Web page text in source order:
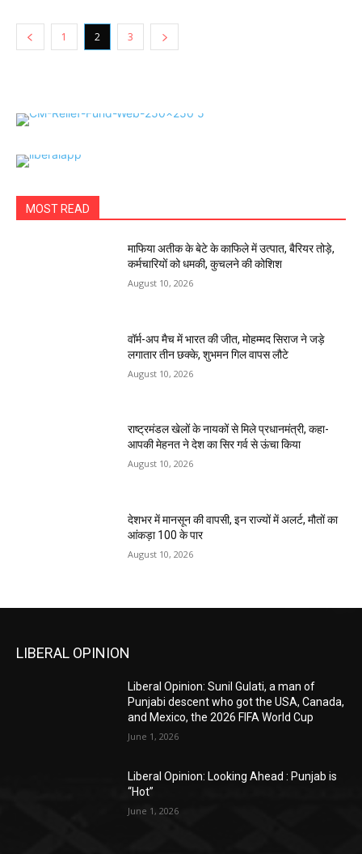
1 2 3
MOST READ
माफिया अतीक के बेटे के काफिले में उत्पात, बैरियर तोड़े,
कर्मचारियों को धमकी, कुचलने की कोशिश
August 10, 2026
वॉर्म-अप मैच में भारत की जीत, मोहम्मद सिराज ने जड़े
लगातार तीन छक्के, शुभमन गिल वापस लौटे
August 10, 2026
राष्ट्रमंडल खेलों के नायकों से मिले प्रधानमंत्री, कहा-
आपकी मेहनत ने देश का सिर गर्व से ऊंचा किया
August 10, 2026
देशभर में मानसून की वापसी, इन राज्यों में अलर्ट, मौतों का
आंकड़ा 100 के पार
August 10, 2026
LIBERAL OPINION
Liberal Opinion: Sunil Gulati, a man of
Punjabi descent who got the USA, Canada,
and Mexico, the 2026 FIFA World Cup
June 1, 2026
Liberal Opinion: Looking Ahead : Punjab is
“Hot”
June 1, 2026